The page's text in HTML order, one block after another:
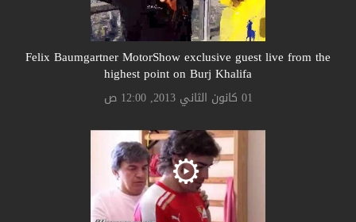
Felix Baumgartner MotorShow exclusive guest live from the
highest point on Burj Khalifa
01 كانون الثاني 2013, 12:00 ص